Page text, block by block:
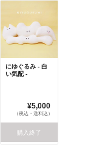
にゆぐるみ - 白
い気配 -
¥5,000
（税込・送料込）
購入終了